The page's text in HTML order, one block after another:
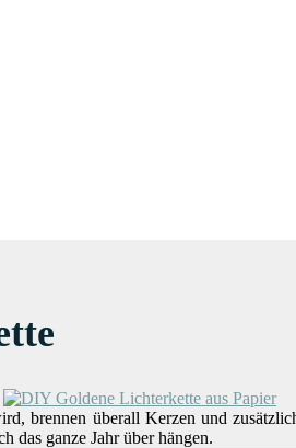
brennen überall Kerzen und
das ganze Jahr über hängen.